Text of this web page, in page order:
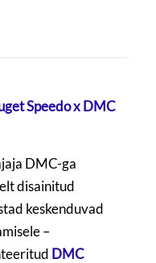
Speedo x DMC
DMC-ga
disainitud
keskenduvad
–
DMC